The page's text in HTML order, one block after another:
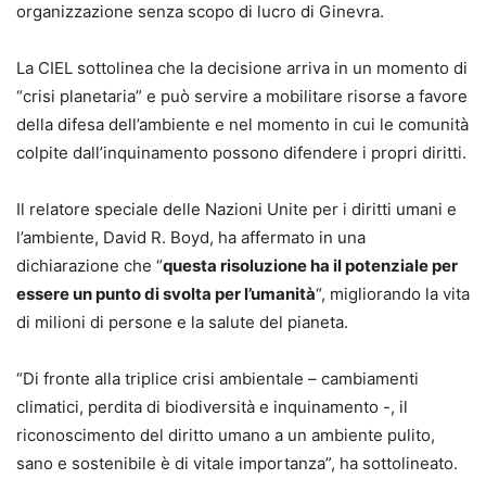
organizzazione senza scopo di lucro di Ginevra.
La CIEL sottolinea che la decisione arriva in un momento di
“crisi planetaria” e può servire a mobilitare risorse a favore
della difesa dell’ambiente e nel momento in cui le comunità
colpite dall’inquinamento possono difendere i propri diritti.
Il relatore speciale delle Nazioni Unite per i diritti umani e
l’ambiente, David R. Boyd, ha affermato in una
dichiarazione che “questa risoluzione ha il potenziale per
essere un punto di svolta per l’umanità“, migliorando la vita
di milioni di persone e la salute del pianeta.
“Di fronte alla triplice crisi ambientale – cambiamenti
climatici, perdita di biodiversità e inquinamento -, il
riconoscimento del diritto umano a un ambiente pulito,
sano e sostenibile è di vitale importanza”, ha sottolineato.